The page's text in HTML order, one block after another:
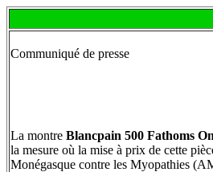
Communiqué de presse
La montre Blancpain 500 Fathoms
la mesure où la mise à prix de cette
Monégasque contre les Myopathies